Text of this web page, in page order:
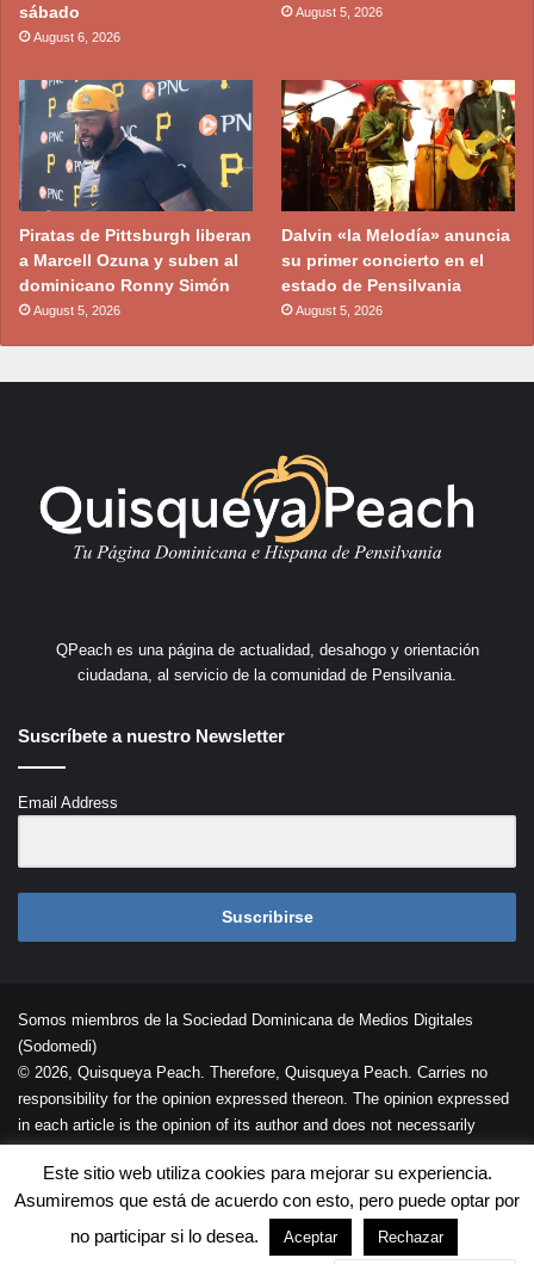
sábado
August 6, 2026
August 5, 2026
Piratas de Pittsburgh liberan
a Marcell Ozuna y suben al
dominicano Ronny Simón
August 5, 2026
Dalvin «la Melodía» anuncia
su primer concierto en el
estado de Pensilvania
August 5, 2026
QPeach es una página de actualidad, desahogo y orientación
ciudadana, al servicio de la comunidad de Pensilvania.
Suscríbete a nuestro Newsletter
Email Address
Suscribirse
Somos miembros de la Sociedad Dominicana de Medios Digitales
(Sodomedi)
© 2026, Quisqueya Peach. Therefore, Quisqueya Peach. Carries no
responsibility for the opinion expressed thereon. The opinion expressed
in each article is the opinion of its author and does not necessarily
Desarrollada porPalaeli Studio
Términos de Uso
Este sitio web utiliza cookies para mejorar su experiencia.
Asumiremos que está de acuerdo con esto, pero puede optar por
no participar si lo desea.
Aceptar Rechazar